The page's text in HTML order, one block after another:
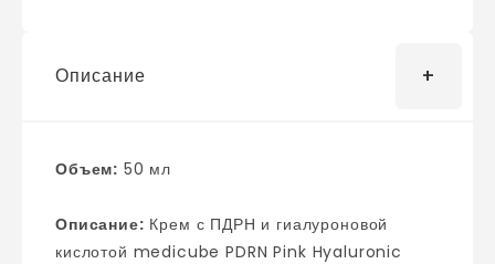
Описание
Объем: 50 мл
Описание:
кислотой medicube PDRN Pink Hyaluronic